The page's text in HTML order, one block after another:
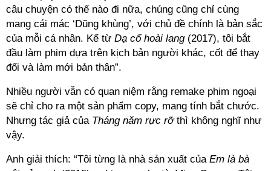
câu chuyện có thế nào đi nữa, chúng cũng chỉ cùng
mang cái mác ‘Dũng khùng’, với chủ đề chính là bản sắc
của mỗi cá nhân. Kể từ Dạ cổ hoài lang (2017), tôi bắt
đầu làm phim dựa trên kịch bản người khác, cốt để thay
đổi và làm mới bản thân”.
Nhiều người vẫn có quan niệm rằng remake phim ngoại
sẽ chỉ cho ra một sản phẩm copy, mang tính bắt chước.
Nhưng tác giả của Tháng năm rực rỡthì không nghĩ như
vậy.
Anh giải thích: “Tôi từng là nhà sản xuất của Em là bà